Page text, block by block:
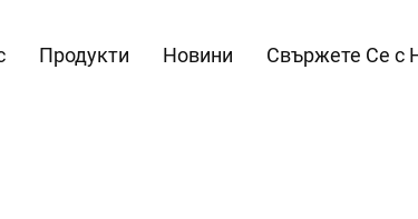
Продукти Новини Свържете Се с